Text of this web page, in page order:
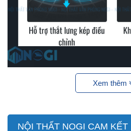
Xem thêm
NỘI THẤT NOGI CAM KẾT